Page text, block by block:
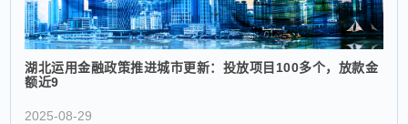
湖北运用金融政策推进城市更新：投放项目100多个，放款金
额近9
2025-08-29